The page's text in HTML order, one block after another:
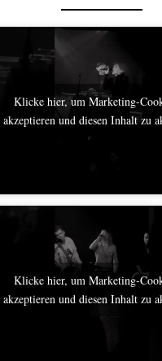
Klicke hier, um Marketing-
akzeptieren und diesen Inhalt zu
Klicke hier, um Marketing-
akzeptieren und diesen Inhalt zu